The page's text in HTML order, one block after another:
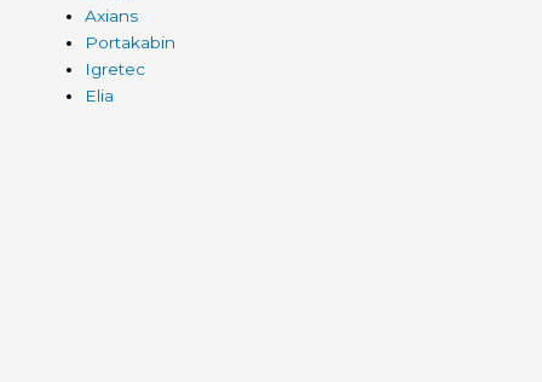
Axians
Portakabin
Igretec
Elia